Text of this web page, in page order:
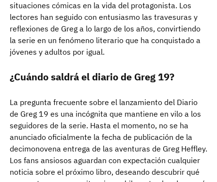
situaciones cómicas en la vida del protagonista. Los
lectores han seguido con entusiasmo las travesuras y
reflexiones de Greg a lo largo de los años, convirtiendo
la serie en un fenómeno literario que ha conquistado a
jóvenes y adultos por igual.
¿Cuándo saldrá el diario de Greg 19?
La pregunta frecuente sobre el lanzamiento del Diario
de Greg 19 es una incógnita que mantiene en vilo a los
seguidores de la serie. Hasta el momento, no se ha
anunciado oficialmente la fecha de publicación de la
decimonovena entrega de las aventuras de Greg Heffley.
Los fans ansiosos aguardan con expectación cualquier
noticia sobre el próximo libro, deseando descubrir qué